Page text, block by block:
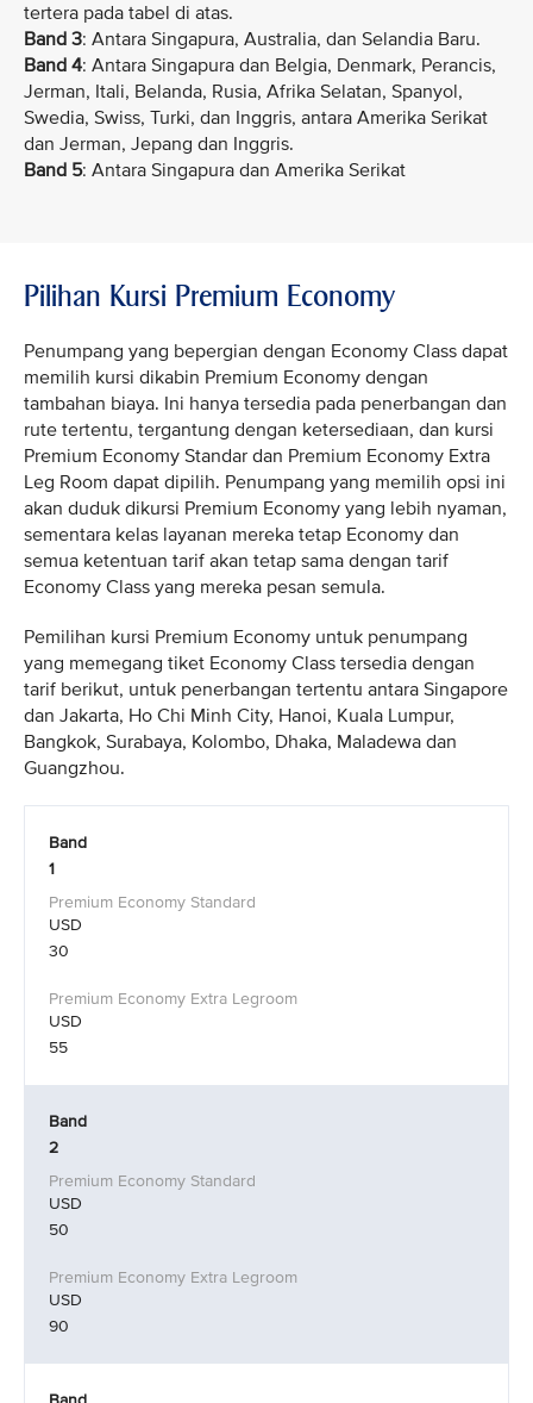
tertera pada tabel di atas.
Band 3: Antara Singapura, Australia, dan Selandia Baru.
Band 4: Antara Singapura dan Belgia, Denmark, Perancis,
Jerman, Itali, Belanda, Rusia, Afrika Selatan, Spanyol,
Swedia, Swiss, Turki, dan Inggris, antara Amerika Serikat
dan Jerman, Jepang dan Inggris.
Band 5: Antara Singapura dan Amerika Serikat
Pilihan Kursi Premium Economy
Penumpang yang bepergian dengan Economy Class dapat
memilih kursi dikabin Premium Economy dengan
tambahan biaya. Ini hanya tersedia pada penerbangan dan
rute tertentu, tergantung dengan ketersediaan, dan kursi
Premium Economy Standar dan Premium Economy Extra
Leg Room dapat dipilih. Penumpang yang memilih opsi ini
akan duduk dikursi Premium Economy yang lebih nyaman,
sementara kelas layanan mereka tetap Economy dan
semua ketentuan tarif akan tetap sama dengan tarif
Economy Class yang mereka pesan semula.
Pemilihan kursi Premium Economy untuk penumpang
yang memegang tiket Economy Class tersedia dengan
tarif berikut, untuk penerbangan tertentu antara Singapore
dan Jakarta, Ho Chi Minh City, Hanoi, Kuala Lumpur,
Bangkok, Surabaya, Kolombo, Dhaka, Maladewa dan
Guangzhou.
Band
1
USD
30
USD
55
Band
2
USD
50
USD
90